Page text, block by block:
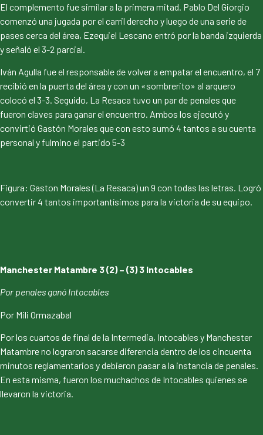
El complemento fue similar a la primera mitad. Pablo Del Giorgio
comenzó una jugada por el carril derecho y luego de una serie de
pases cerca del área, Ezequiel Lescano entró por la banda izquierda
y señaló el 3-2 parcial.
Iván Agulla fue el responsable de volver a empatar el encuentro, el 7
recibió en la puerta del área y con un «sombrerito» al arquero
colocó el 3-3. Seguido, La Resaca tuvo un par de penales que
fueron claves para ganar el encuentro. Ambos los ejecutó y
convirtió Gastón Morales que con esto sumó 4 tantos a su cuenta
personal y fulmino el partido 5-3
Figura: Gaston Morales (La Resaca) un 9 con todas las letras. Logró
convertir 4 tantos importantísimos para la victoria de su equipo.
Manchester Matambre 3 (2) – (3) 3 Intocables
Por penales ganó Intocables
Por Mili Ormazabal
Por los cuartos de final de la Intermedia, Intocables y Manchester
Matambre no lograron sacarse diferencia dentro de los cincuenta
minutos reglamentarios y debieron pasar a la instancia de penales.
En esta misma, fueron los muchachos de Intocables quienes se
llevaron la victoria.